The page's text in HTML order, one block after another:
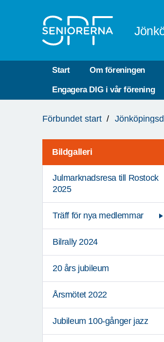
Start Om föreningen
Engagera DIG i vår förening
är
Förbundet start
Bildgalleri
Julmarknadsresa till Rostock
2025
Träff för nya medlemmar
Bilrally 2024
20 års jubileum
Årsmötet 2022
Jubileum 100-gånger jazz